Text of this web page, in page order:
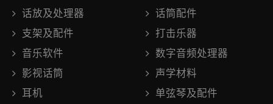
话放及处理器
话筒配件
支架及配件
打击乐器
音乐软件
数字音频处理器
影视话筒
声学材料
耳机
单弦琴及配件